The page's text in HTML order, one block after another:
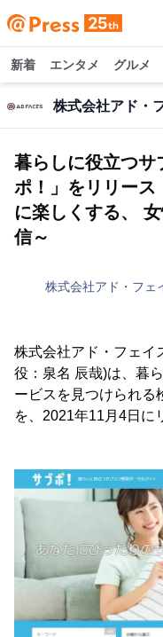
新着 エンタメ グルメ
株式会社アド・
暮らしに役立つサ
ポ！」をリリー
に楽しくする、
信～
株式会社アド・フェ
株式会社アド・フェイ
役：泉名 辰哉)は、暮
ービスを見つけられる
を、2021年11月4日に